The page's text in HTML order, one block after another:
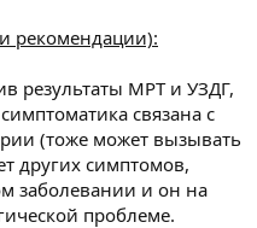
рекомендации):
результаты МРТ и УЗДГ,
связана с
(тоже может вызывать
других симптомов,
заболевании и он на
проблеме.